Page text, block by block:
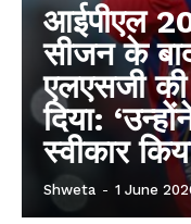
आईपीएल
सीजन के
एलएसजी की
दिया:
स्वीकार
Shweta - 1 June